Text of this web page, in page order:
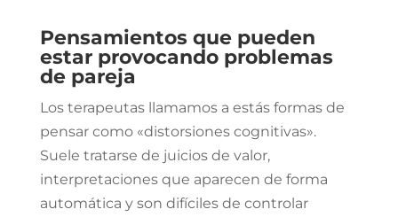
Pensamientos que pueden
estar provocando problemas
de pareja
Los terapeutas llamamos a estás formas de
pensar como «distorsiones cognitivas».
Suele tratarse de juicios de valor,
interpretaciones que aparecen de forma
automática y son difíciles de controlar